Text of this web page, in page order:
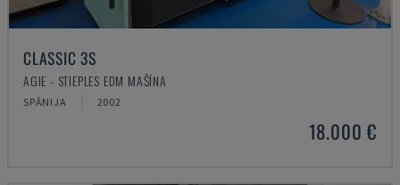
CLASSIC 3S
AGIE - STIEPLES EDM MAŠĪNA
SPĀNIJA 2002
18.000 €